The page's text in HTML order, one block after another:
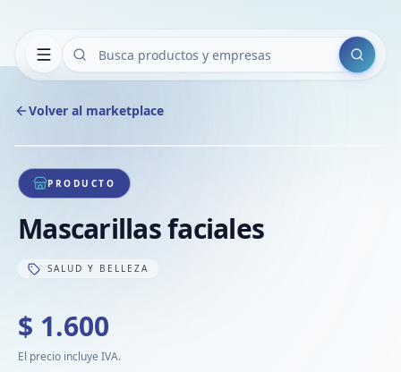
Buscar
Volver al marketplace
1/1
PRODUCTO
Mascarillas faciales
SALUD Y BELLEZA
$ 1.600
El precio incluye IVA.